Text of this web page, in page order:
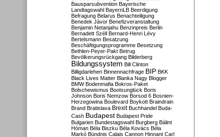
Bausparsubvention Bayerische
Landtagswahl BayernLB Beerdigung
Befragung Belarus Benachteiligung
Benedek Jávor Benefizveranstaltung
Benjamin Netanjahu Benzinpreis Berlin
Bernadett Széll Bernard-Henri Lévy
Bertelsmann Besatzung
Beschäftigungsprogramme Besetzung
Bethlen-Peyer-Pakt Betrug
Bevölkerungsrückgang Bilderberg
Bildungssystem Bill Clinton
Billigdarlehen Binnennachfrage BIP BKK
Black Lives Matter Blanka Nagy Blogger
BMW Bodenmafia Bokros-Paket
Bolschewismus Bootsunglück Boris
Johnson Boris Nemzow Borsod 6 Bosnien-
Herzegowina Boulevard Boykott Braindrain
Brand Bratislava Brexit Buchhandel Buda-
Cash Budapest Budapest Pride
Bulgarien Bundestagswahl Burgberg Bálint
Hóman Béla Biszku Béla Kovács Béla
Markó Bündnis Calais Cannon Hinnant Carl